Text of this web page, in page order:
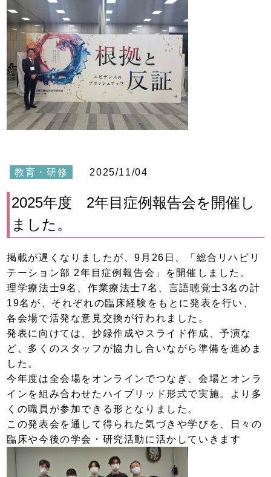
教育・研修 2025/11/04
2025年度 2年目症例報告会を開催し
ました。
掲載が遅くなりましたが、9月26日、「総合リハビリ
テーション部 2年目症例報告会」を開催しました。
理学療法士9名、作業療法士7名、言語聴覚士3名の計
19名が、それぞれの臨床経験をもとに発表を行い、
各会場で活発な意見交換が行われました。
発表に向けては、抄録作成やスライド作成、予演な
ど、多くのスタッフが協力し合いながら準備を進めま
した。
今年度は全会場をオンラインでつなぎ、会場とオンラ
インを組み合わせたハイブリッド形式で実施。より多
くの職員が参加できる形となりました。
この発表会を通して得られた気づきや学びを、日々の
臨床や今後の学会・研究活動に活かしていきます